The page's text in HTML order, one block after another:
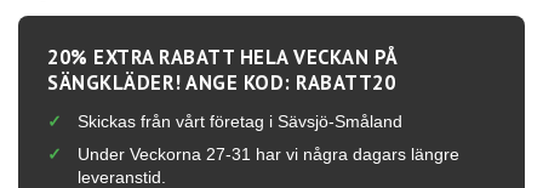
20% EXTRA RABATT HELA VECKAN PÅ
SÄNGKLÄDER! ANGE KOD: RABATT20
Skickas från vårt företag i Sävsjö-Småland
Under Veckorna 27-31 har vi några dagars längre
leveranstid.